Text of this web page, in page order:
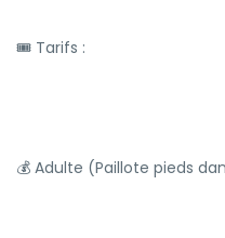
🎟 Tarifs :
💰 Adulte (Paillote pieds